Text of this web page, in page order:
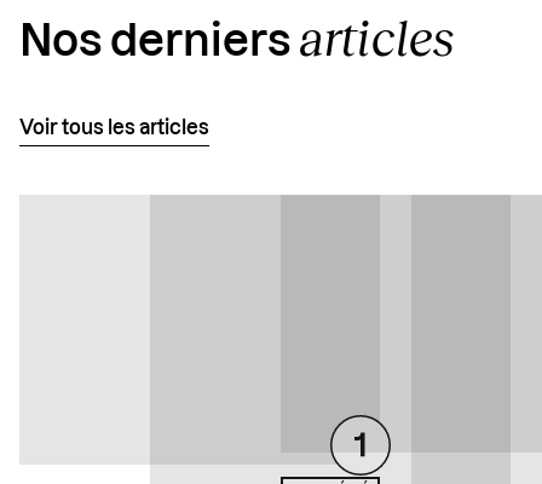
Nos derniers articles
Voir tous les articles